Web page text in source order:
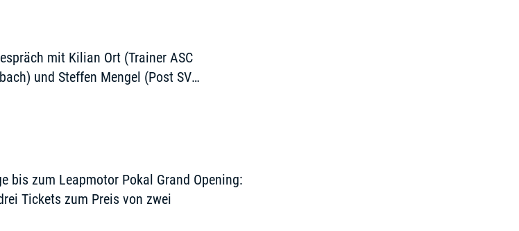
mit Kilian Ort (Trainer ASC
und Steffen Mengel (Post SV
bis zum Leapmotor Pokal Grand Opening:
Tickets zum Preis von zwei